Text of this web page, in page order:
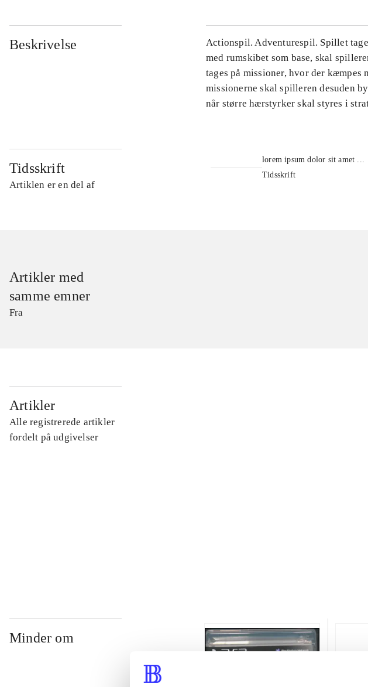
Beskrivelse
Actionspil. Adventurespil. Spillet
med rumskibet som base, skal
tages på missioner, hvor der
missionerne skal spilleren desuden
når større hærstyrker skal styres i
Tidsskrift
Artiklen er en del af
lorem ipsum dolor sit amet ...
Tidsskrift
Artikler med
samme emner
Fra
Artikler
Alle registrerede artikler
fordelt på udgivelser
Minder om